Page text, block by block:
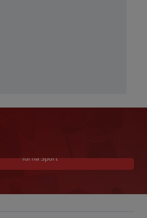
Hajduku je propalo
norveške druge lige
Idi na Sport